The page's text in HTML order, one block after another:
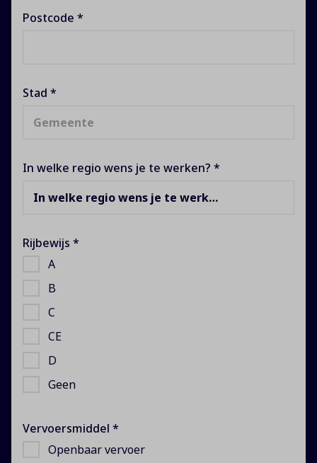
Postcode *
Stad *
In welke regio wens je te werken? *
In welke regio wens je te werken?
Rijbewijs *
A
B
C
CE
D
Geen
Vervoersmiddel *
Openbaar vervoer